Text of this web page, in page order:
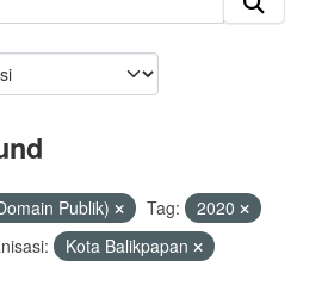
Publik) Tag:
2020
Kota Balikpapan